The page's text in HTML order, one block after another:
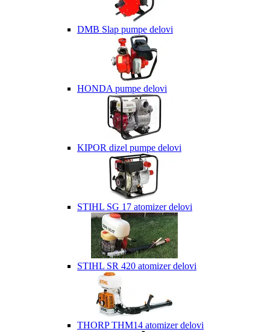
DMB Slap pumpe delovi
HONDA pumpe delovi
KIPOR dizel pumpe delovi
STIHL SG 17 atomizer delovi
STIHL SR 420 atomizer delovi
THORP THM14 atomizer delovi